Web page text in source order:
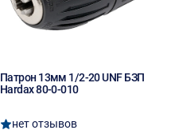
Патрон 13мм 1/2-20 UNF БЗП
Hardax 80-0-010
нет отзывов